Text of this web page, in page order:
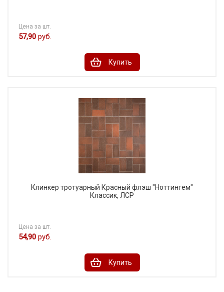
Цена за шт.
57,90 руб.
Купить
Клинкер тротуарный Красный флэш "Ноттингем"
Классик, ЛСР
Цена за шт.
54,90 руб.
Купить